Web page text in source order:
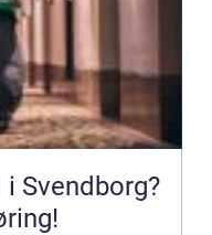
Svendborg?